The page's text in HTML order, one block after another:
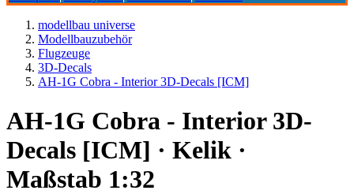
modellbau universe
Modellbauzubehör
Flugzeuge
3D-Decals
AH-1G Cobra - Interior 3D-Decals [ICM]
AH-1G Cobra - Interior 3D-
Decals [ICM] · Kelik ·
Maßstab 1:32